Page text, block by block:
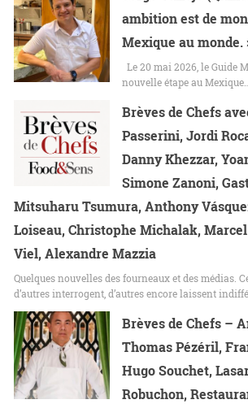
ambition est de
Mexique au monde.
Le 20 mai 2026, le Guide
nouvelle étape au
Brèves de Chefs
Passerini, Jordi
Danny Khezzar,
Simone Zanoni,
Mitsuharu Tsumura, Anthony
Loiseau, Christophe Michalak,
Viel, Alexandre Mazzia
Quelques nouvelles des fourneaux et des médias.
d’autres interrogent, d’autres encore laissent
Brèves de Chefs –
Thomas Pézéril,
Hugo Souchet,
Robuchon,